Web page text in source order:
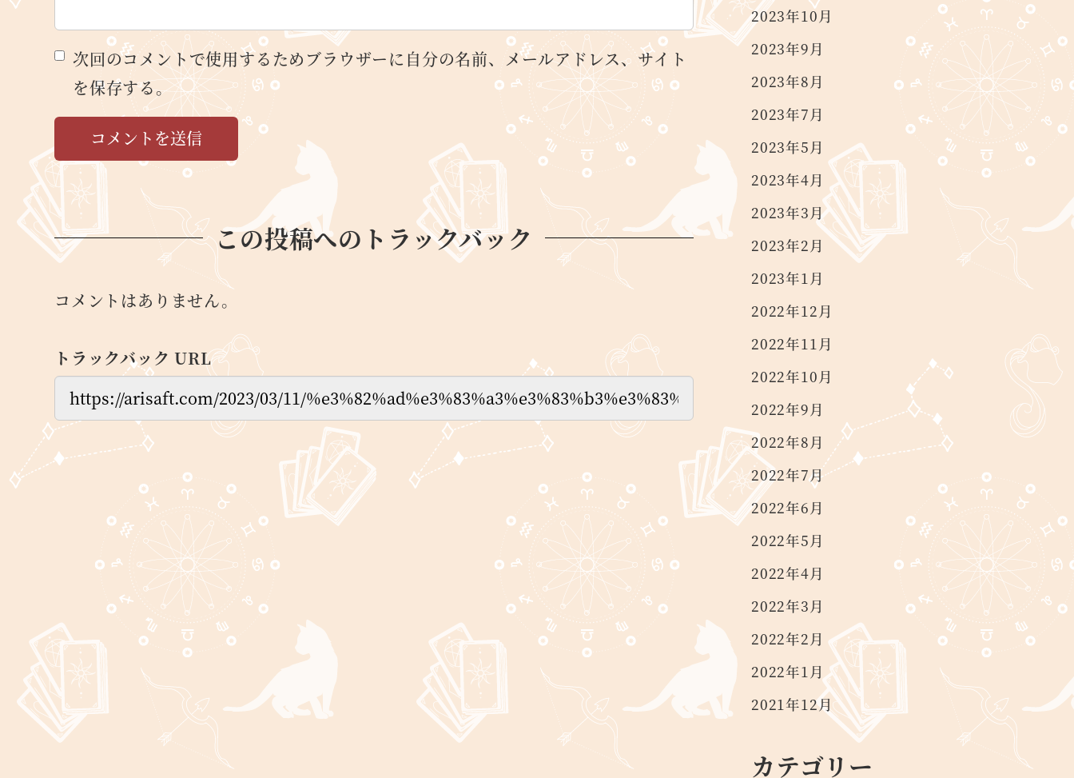
次回のコメントで使用するためブラウザーに自分の名前、メールアドレス、サイト
を保存する。
この投稿へのトラックバック
コメントはありません。
トラックバック URL
2023年10月
2023年9月
2023年8月
2023年7月
2023年5月
2023年4月
2023年3月
2023年2月
2023年1月
2022年12月
2022年11月
2022年10月
2022年9月
2022年8月
2022年7月
2022年6月
2022年5月
2022年4月
2022年3月
2022年2月
2022年1月
2021年12月
カテゴリー